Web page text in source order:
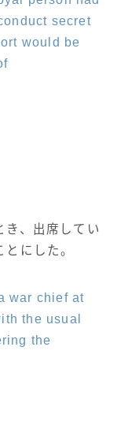
secret
would be
き、出席してい
にした。
war chief at
the usual
the